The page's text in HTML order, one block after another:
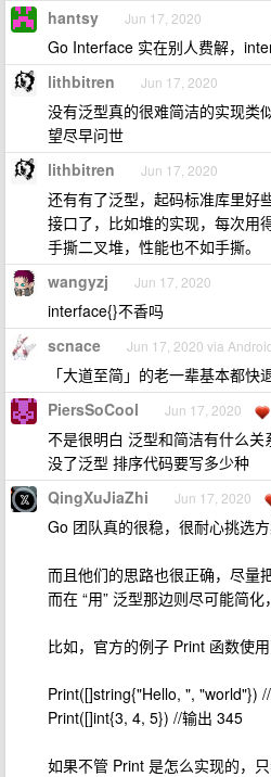
hantsy Jun 17, 2020
Go Interface 实在别人费解，
lithbitren Jun 17, 2020
没有泛型真的很难简洁的实现类
望尽早问世
lithbitren Jun 17, 2020
还有有了泛型，起码标准库里好
接口了，比如堆的实现，每次用
手撕二叉堆，性能也不如手撕。
wangyzj Jun 17, 2020
interface{}不香吗
scnace Jun 17, 2020 via
「大道至简」的老一辈基本都快
PiersSoCool Jun 17, 2020
不是很明白 泛型和简洁有什么
没了泛型 排序代码要写多少种
QingXuJiaZhi Jun 17, 2020
Go 团队真的很稳，很耐心挑选方
而且他们的思路也很正确，尽量
而在 “用” 泛型那边则尽可能简化
比如，官方的例子 Print 函数使
Print([]string{"Hello, ", "world"})
Print([]int{3, 4, 5}) //输出 345
如果不管 Print 是怎么实现的，